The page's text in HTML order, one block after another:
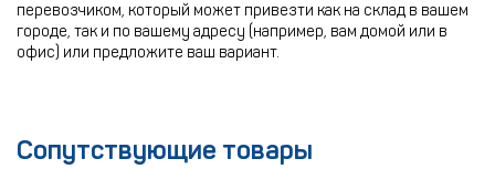
перевозчиком, который может привезти как на склад в вашем
городе, так и по вашему адресу (например, вам домой или в
офис) или предложите ваш вариант.
Сопутствующие товары